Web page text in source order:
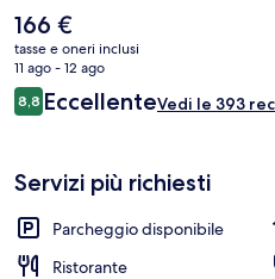
gentile della struttura. Approfitta
Stazione metro di Thorildsplan è a
Stadshagen a 5 min a piedi.
Il
prezzo
attuale
è
166 €
166 €
tasse e oneri inclusi
11 ago - 12 ago
Recensioni
8,88,8 su 10
EccellenteVedi le 393
Servizi più richiesti
Parcheggio disponibile
Ristorante